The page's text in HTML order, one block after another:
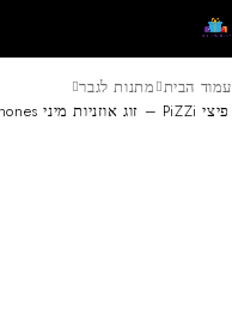
עמוד הבית מתנות לגבר